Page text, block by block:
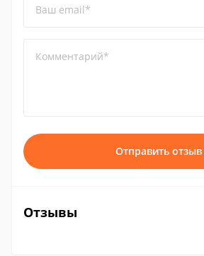
Ваш email*
Комментарий*
Отправить отзыв
Отзывы